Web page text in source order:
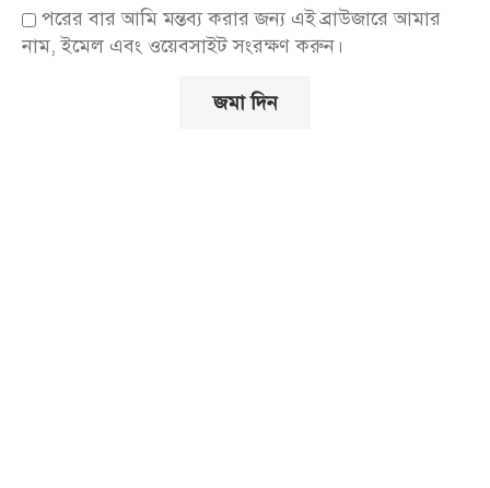
পরের বার আমি মন্তব্য করার জন্য এই ব্রাউজারে আমার
নাম, ইমেল এবং ওয়েবসাইট সংরক্ষণ করুন।